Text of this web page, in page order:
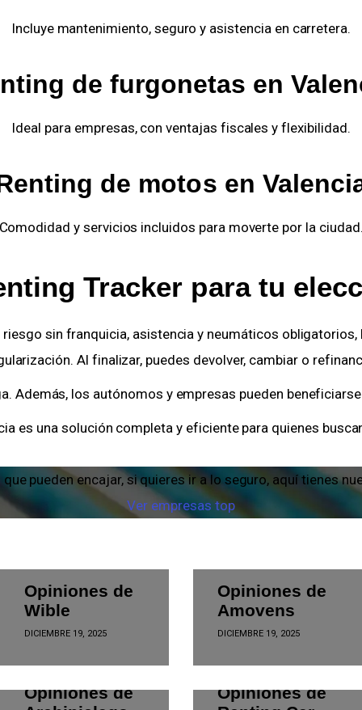
Incluye mantenimiento, seguro y asistencia en carretera.
de furgonetas en
Ideal para empresas, con ventajas fiscales y flexibilidad.
de motos en
y servicios incluidos para moverte por la
Tracker para tu
sin franquicia, asistencia y neumáticos
Al finalizar, puedes devolver, cambiar o
los autónomos y empresas pueden
es una solución completa y eficiente para quienes
pueden encajar, si quieres ir a lo seguro, aquí tienes
Ver empresas top
Opiniones de
Wible
DICIEMBRE 19, 2025
Opiniones de
Amovens
DICIEMBRE 19, 2025
EMPRESAS
Opiniones de
EMPRESAS
Opiniones de